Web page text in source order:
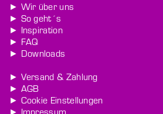
► Wir über uns
► So geht´s
► Inspiration
► FAQ
► Downloads
► Versand & Zahlung
► AGB
► Cookie Einstellungen
► Impressum